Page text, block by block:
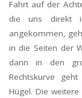
Fahrt auf der
die uns direkt
angekommen,
in die Seiten der
dann in den
Rechtskurve
Hügel. Die